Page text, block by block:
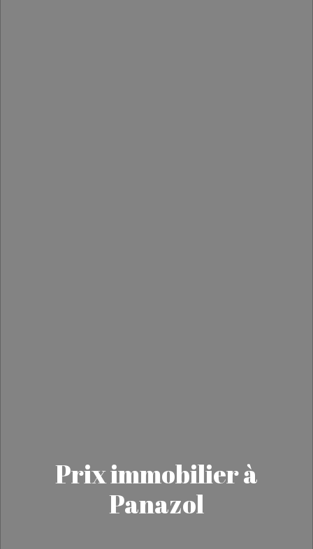
Prix immobilier à
Panazol